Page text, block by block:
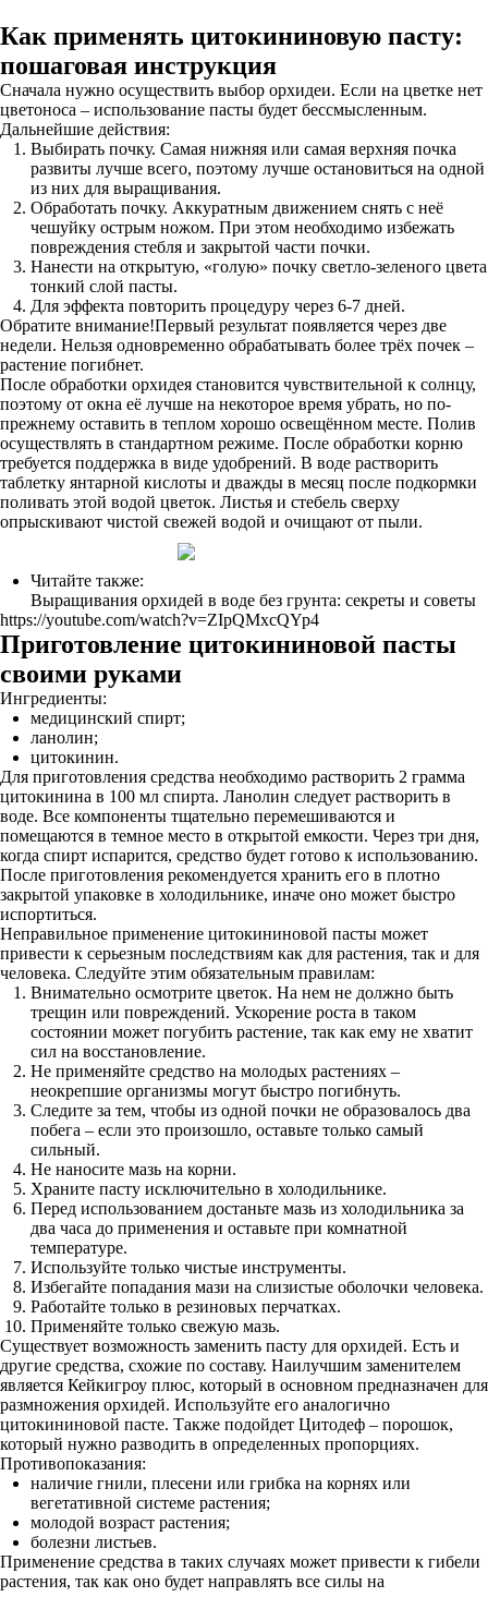
Как применять цитокининовую пасту:
пошаговая инструкция
Сначала нужно осуществить выбор орхидеи. Если на цветке нет
цветоноса – использование пасты будет бессмысленным.
Дальнейшие действия:
Выбирать почку. Самая нижняя или самая верхняя почка
развиты лучше всего, поэтому лучше остановиться на одной
из них для выращивания.
Обработать почку. Аккуратным движением снять с неё
чешуйку острым ножом. При этом необходимо избежать
повреждения стебля и закрытой части почки.
Нанести на открытую, «голую» почку светло-зеленого цвета
тонкий слой пасты.
Для эффекта повторить процедуру через 6-7 дней.
Обратите внимание!Первый результат появляется через две
недели. Нельзя одновременно обрабатывать более трёх почек –
растение погибнет.
После обработки орхидея становится чувствительной к солнцу,
поэтому от окна её лучше на некоторое время убрать, но по-
прежнему оставить в теплом хорошо освещённом месте. Полив
осуществлять в стандартном режиме. После обработки корню
требуется поддержка в виде удобрений. В воде растворить
таблетку янтарной кислоты и дважды в месяц после подкормки
поливать этой водой цветок. Листья и стебель сверху
опрыскивают чистой свежей водой и очищают от пыли.
Читайте также:
Выращивания орхидей в воде без грунта: секреты и советы
https://youtube.com/watch?v=ZIpQMxcQYp4
Приготовление цитокининовой пасты
своими руками
Ингредиенты:
медицинский спирт;
ланолин;
цитокинин.
Для приготовления средства необходимо растворить 2 грамма
цитокинина в 100 мл спирта. Ланолин следует растворить в
воде. Все компоненты тщательно перемешиваются и
помещаются в темное место в открытой емкости. Через три дня,
когда спирт испарится, средство будет готово к использованию.
После приготовления рекомендуется хранить его в плотно
закрытой упаковке в холодильнике, иначе оно может быстро
испортиться.
Неправильное применение цитокининовой пасты может
привести к серьезным последствиям как для растения, так и для
человека. Следуйте этим обязательным правилам:
Внимательно осмотрите цветок. На нем не должно быть
трещин или повреждений. Ускорение роста в таком
состоянии может погубить растение, так как ему не хватит
сил на восстановление.
Не применяйте средство на молодых растениях –
неокрепшие организмы могут быстро погибнуть.
Следите за тем, чтобы из одной почки не образовалось два
побега – если это произошло, оставьте только самый
сильный.
Не наносите мазь на корни.
Храните пасту исключительно в холодильнике.
Перед использованием достаньте мазь из холодильника за
два часа до применения и оставьте при комнатной
температуре.
Используйте только чистые инструменты.
Избегайте попадания мази на слизистые оболочки человека.
Работайте только в резиновых перчатках.
Применяйте только свежую мазь.
Существует возможность заменить пасту для орхидей. Есть и
другие средства, схожие по составу. Наилучшим заменителем
является Кейкигроу плюс, который в основном предназначен для
размножения орхидей. Используйте его аналогично
цитокининовой пасте. Также подойдет Цитодеф – порошок,
который нужно разводить в определенных пропорциях.
Противопоказания:
наличие гнили, плесени или грибка на корнях или
вегетативной системе растения;
молодой возраст растения;
болезни листьев.
Применение средства в таких случаях может привести к гибели
растения, так как оно будет направлять все силы на